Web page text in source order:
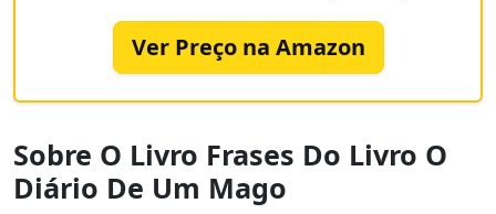
Ver Preço na Amazon
Sobre O Livro Frases Do Livro O
Diário De Um Mago